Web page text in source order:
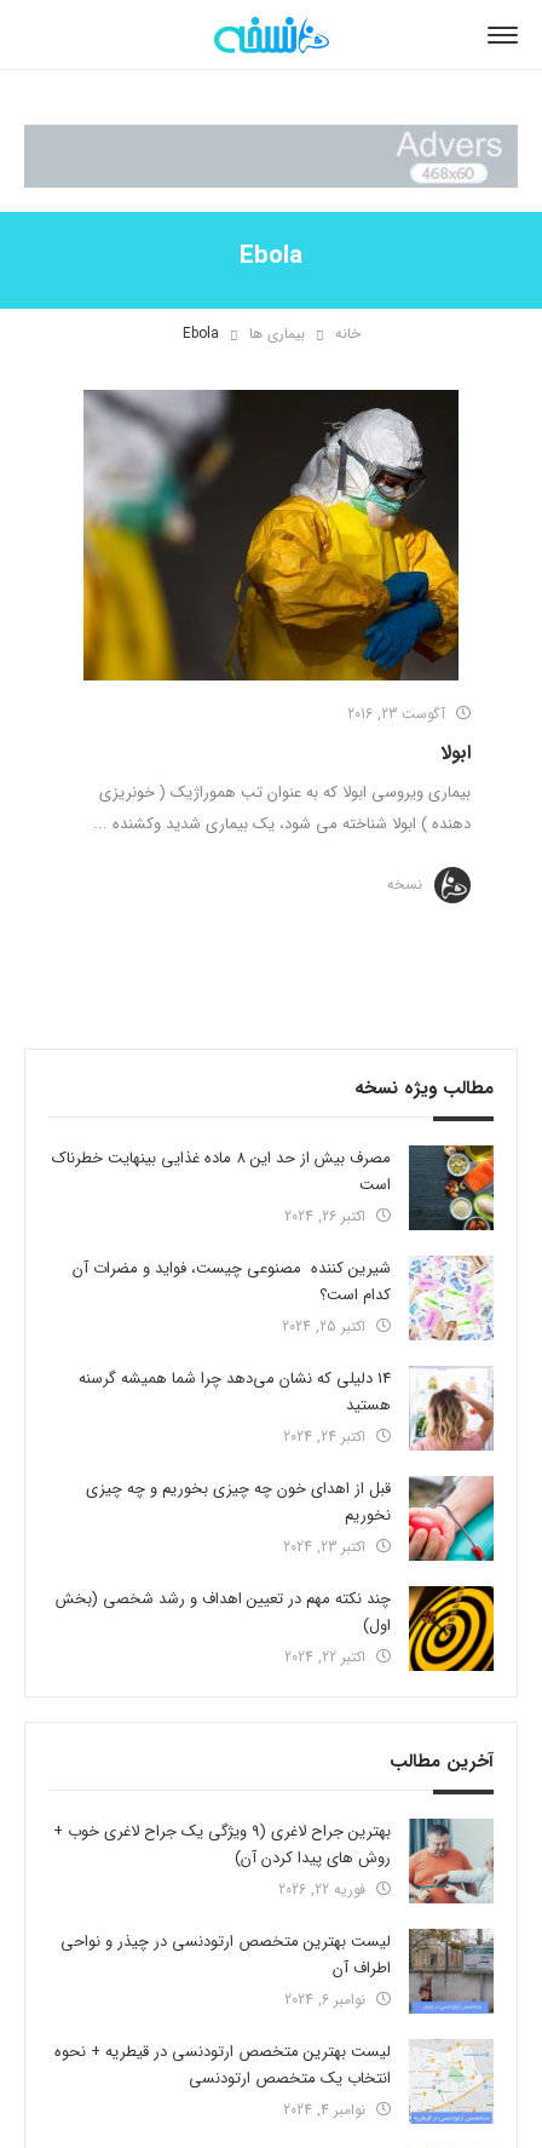
Ebola
خانه بیماری ها Ebola
آگوست 23, 2016
ابولا
بیماری ویروسی ابولا که به عنوان تب هموراژیک ( خونریزی
دهنده ) ابولا شناخته می شود، یک بیماری شدید وکشنده ...
نسخه
مطالب ویژه نسخه
مصرف بیش از حد این 8 ماده غذایی بینهایت خطرناک
است
اکتبر 26, 2024
شیرین کننده مصنوعی چیست، فواید و مضرات آن
کدام است؟
اکتبر 25, 2024
14 دلیلی که نشان می‌دهد چرا شما همیشه گرسنه
هستید
اکتبر 24, 2024
قبل از اهدای خون چه چیزی بخوریم و چه چیزی
نخوریم
اکتبر 23, 2024
چند نکته مهم در تعیین اهداف و رشد شخصی (بخش
اول)
اکتبر 22, 2024
آخرین مطالب
بهترین جراح لاغری (9 ویژگی یک جراح لاغری خوب +
روش های پیدا کردن آن)
فوریه 22, 2026
لیست بهترین متخصص ارتودنسی در چیذر و نواحی
اطراف آن
نوامبر 6, 2024
لیست بهترین متخصص ارتودنسی در قیطریه + نحوه
انتخاب یک متخصص ارتودنسی
نوامبر 4, 2024